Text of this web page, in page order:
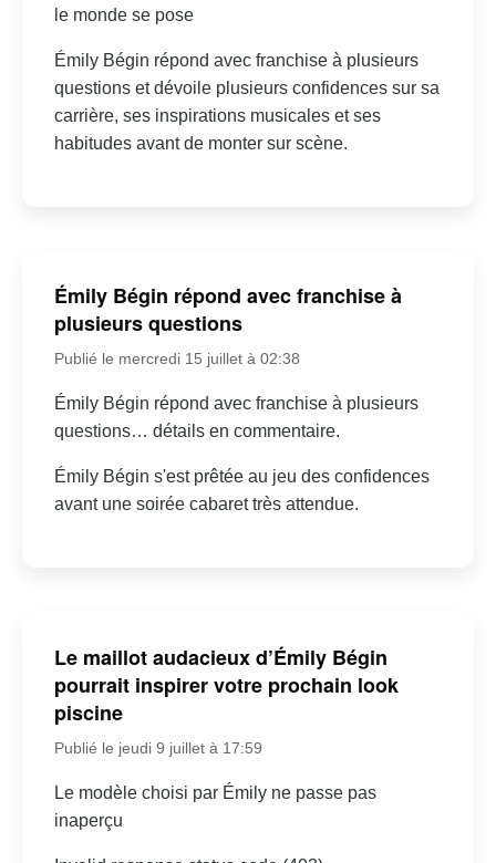
le monde se pose
Émily Bégin répond avec franchise à plusieurs
questions et dévoile plusieurs confidences sur sa
carrière, ses inspirations musicales et ses
habitudes avant de monter sur scène.
Émily Bégin répond avec franchise à
plusieurs questions
Publié le mercredi 15 juillet à 02:38
Émily Bégin répond avec franchise à plusieurs
questions… détails en commentaire.
Émily Bégin s'est prêtée au jeu des confidences
avant une soirée cabaret très attendue.
Le maillot audacieux d’Émily Bégin
pourrait inspirer votre prochain look
piscine
Publié le jeudi 9 juillet à 17:59
Le modèle choisi par Émily ne passe pas
inaperçu